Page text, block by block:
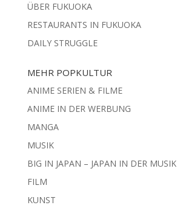
ÜBER FUKUOKA
RESTAURANTS IN FUKUOKA
DAILY STRUGGLE
MEHR POPKULTUR
ANIME SERIEN & FILME
ANIME IN DER WERBUNG
MANGA
MUSIK
BIG IN JAPAN – JAPAN IN DER MUSIK
FILM
KUNST